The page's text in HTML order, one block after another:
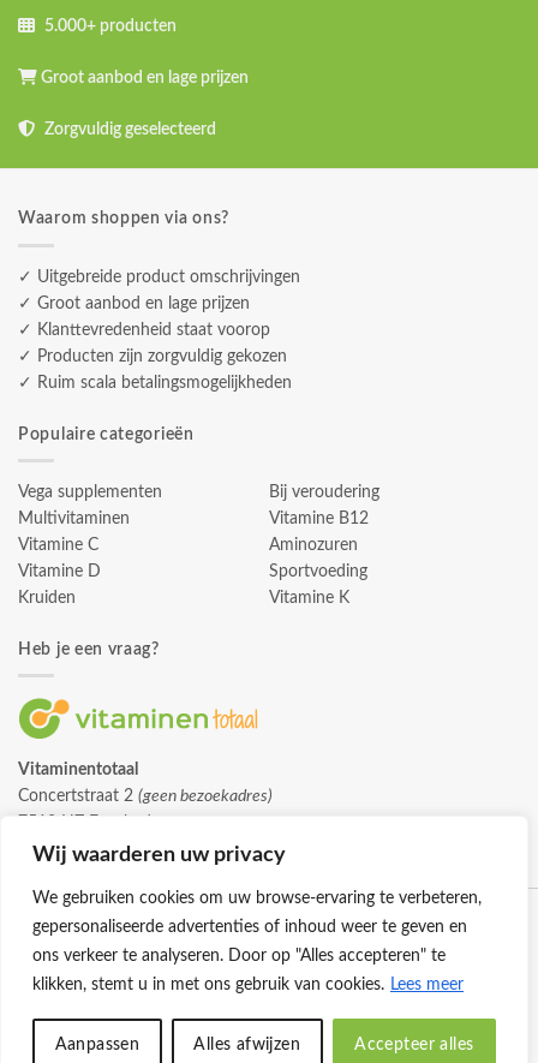
Wij waarderen uw privacy
We gebruiken cookies om uw browse-ervaring te verbeteren,
gepersonaliseerde advertenties of inhoud weer te geven en
ons verkeer te analyseren. Door op "Alles accepteren" te
klikken, stemt u in met ons gebruik van cookies. Lees meer
Aanpassen Alles afwijzen Accepteer alles
5.000+ producten
Groot aanbod en lage prijzen
Zorgvuldig geselecteerd
Waarom shoppen via ons?
✓ Uitgebreide product omschrijvingen
✓ Groot aanbod en lage prijzen
✓ Klanttevredenheid staat voorop
✓ Producten zijn zorgvuldig gekozen
✓ Ruim scala betalingsmogelijkheden
Populaire categorieën
Vega supplementen
Multivitaminen
Vitamine C
Vitamine D
Kruiden
Bij veroudering
Vitamine B12
Aminozuren
Sportvoeding
Vitamine K
Heb je een vraag?
Vitaminentotaal
Concertstraat 2 (geen bezoekadres)
info@vitaminentotaal.nl